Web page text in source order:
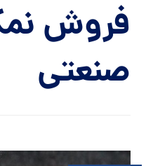
فروش
صنعتی